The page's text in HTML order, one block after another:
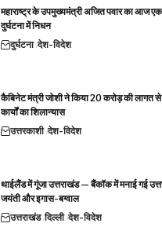
महाराष्ट्र के उपमुख्यमंत्री अजित पवार का आज एक
दुर्घटना में निधन
दुर्घटना देश-विदेश
कैबिनेट मंत्री जोशी ने किया 20 करोड़ की लागत से
कार्यों का शिलान्यास
उत्तरकाशी देश-विदेश
थाईलैंड में गूंजा उत्तराखंड — बैंकॉक में मनाई गई
जयंती और इगास-बग्वाल
उत्तराखंड दिल्ली देश-विदेश